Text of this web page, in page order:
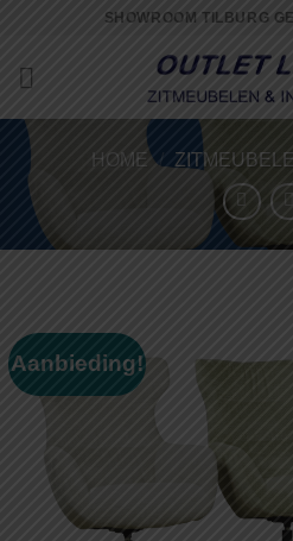
content
SHOWROOM TILBURG
HOME /
Aanbieding!